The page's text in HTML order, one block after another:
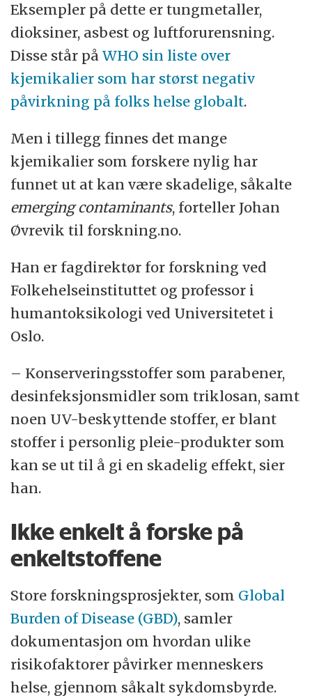
Eksempler på dette er tungmetaller,
dioksiner, asbest og luftforurensning.
Disse står påWHO sin liste over
kjemikalier som har størst negativ
påvirkning på folks helse globalt.
Men i tillegg finnes det mange
kjemikalier som forskere nylig har
funnet ut at kan være skadelige, såkalte
emerging contaminants, forteller Johan
Øvrevik til forskning.no.
Han er fagdirektør for forskning ved
Folkehelseinstituttet og professor i
humantoksikologi ved Universitetet i
Oslo.
– Konserveringsstoffer som parabener,
desinfeksjonsmidler som triklosan, samt
noen UV-beskyttende stoffer, er blant
stoffer i personlig pleie-produkter som
kan se ut til å gi en skadelig effekt, sier
han.
Ikke enkelt å forske på
enkeltstoffene
Store forskningsprosjekter, som Global
Burden of Disease (GBD), samler
dokumentasjon om hvordan ulike
risikofaktorer påvirker menneskers
helse, gjennom såkalt sykdomsbyrde.